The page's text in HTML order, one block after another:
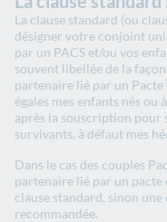
La clause standard (ou
désigner votre conjoint
par un PACS et/ou vos
souvent libellée de la
partenaire lié par un
égales mes enfants nés ou
après la souscription pour
survivants, à défaut mes
Dans le cas des couples
partenaire lié par un
clause standard, sinon
recommandée.